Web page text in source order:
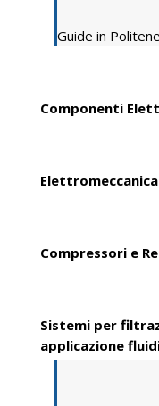
Guide in
Componenti
Elettromeccanica
Compressori e
Sistemi per
applicazione